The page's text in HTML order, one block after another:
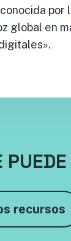
por
global en
PUEDE
recursos